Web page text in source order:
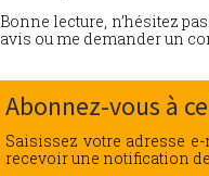
Bonne lecture, n’hésitez
avis ou me demander un
Abonnez-vous à
Saisissez votre adresse
recevoir une notification